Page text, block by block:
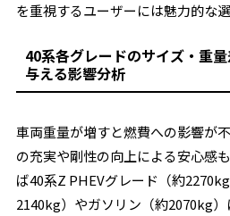
を重視するユーザーには魅力的な選
40系各グレードのサイズ・重
与える影響分析
車両重量が増すと燃費への影響が
の充実や剛性の向上による安心感
ば40系Z PHEVグレード（約
2140kg）やガソリン（約2070kg